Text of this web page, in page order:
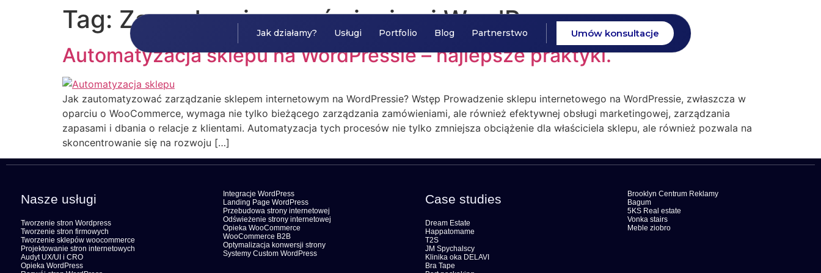
Jak działamy? Usługi Portfolio Blog Partnerstwo Umów konsultacje
Tag: Zarządzanie zamówieniami WordPress
Automatyzacja sklepu na WordPressie – najlepsze praktyki.
Jak zautomatyzować zarządzanie sklepem internetowym na WordPressie? Wstęp Prowadzenie sklepu internetowego na WordPressie, zwłaszcza w
oparciu o WooCommerce, wymaga nie tylko bieżącego zarządzania zamówieniami, ale również efektywnej obsługi marketingowej, zarządzania
zapasami i dbania o relacje z klientami. Automatyzacja tych procesów nie tylko zmniejsza obciążenie dla właściciela sklepu, ale również pozwala na
skoncentrowanie się na rozwoju […]
Nasze usługi
Tworzenie stron Wordpress
Tworzenie stron firmowych
Tworzenie sklepów woocommerce
Projektowanie stron internetowych
Audyt UX/UI i CRO
Opieka WordPress
Integracje WordPress
Landing Page WordPress
Przebudowa strony internetowej
Odświeżenie strony internetowej
Opieka WooCommerce
WooCommerce B2B
Optymalizacja konwersji strony
Systemy Custom WordPress
Case studies
Dream Estate
Happatomame
T2S
JM Spychalscy
Klinika oka DELAVI
Bra Tape
Brooklyn Centrum Reklamy
Bagum
5KS Real estate
Vonka stairs
Meble ziobro